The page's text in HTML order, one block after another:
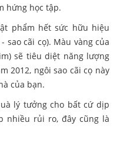
hứng học tập.
phẩm hết sức hữu hiệu
sao cãi cọ). Màu vàng của
sẽ tiêu diệt năng lượng
2012, ngôi sao cãi cọ này
của bạn.
lý tưởng cho bất cứ dịp
nhiều rủi ro, đây cũng là